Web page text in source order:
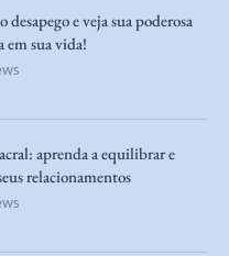
desapego e veja sua poderosa
em sua vida!
aprenda a equilibrar e
relacionamentos